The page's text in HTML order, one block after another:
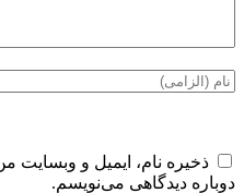
ذخیره نام، ایمیل و وبسایت
دوباره دیدگاهی می‌نویسم.